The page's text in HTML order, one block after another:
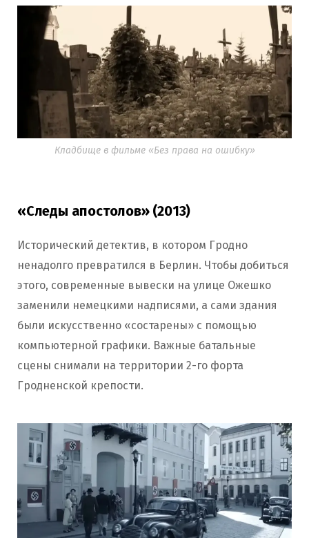
Кладбище в фильме «Без права на ошибку»
«Следы апостолов» (2013)
Исторический детектив, в котором Гродно
ненадолго превратился в Берлин. Чтобы добиться
этого, современные вывески на улице Ожешко
заменили немецкими надписями, а сами здания
были искусственно «состарены» с помощью
компьютерной графики. Важные батальные
сцены снимали на территории 2-го форта
Гродненской крепости.